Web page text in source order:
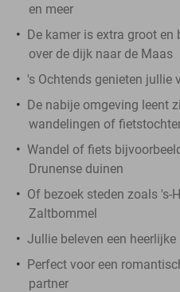
en meer
De kamer is extra groot
over de dijk naar de Maas
's Ochtends genieten jullie
De nabije omgeving leent
wandelingen of
Wandel of fiets
Drunense duinen
Of bezoek steden zoals 's-
Zaltbommel
Jullie beleven een
Perfect voor een
partner